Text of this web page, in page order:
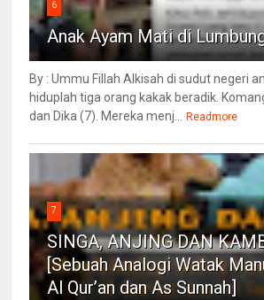
6
Anak Ayam Mati di
By : Ummu Fillah Alkisah di sudut negeri
hiduplah tiga orang kakak beradik.
dan Dika (7). Mereka menj... Readmore
7
SINGA, ANJING DAN
[Sebuah Analogi Watak
Al Qur’an dan As Sunnah]